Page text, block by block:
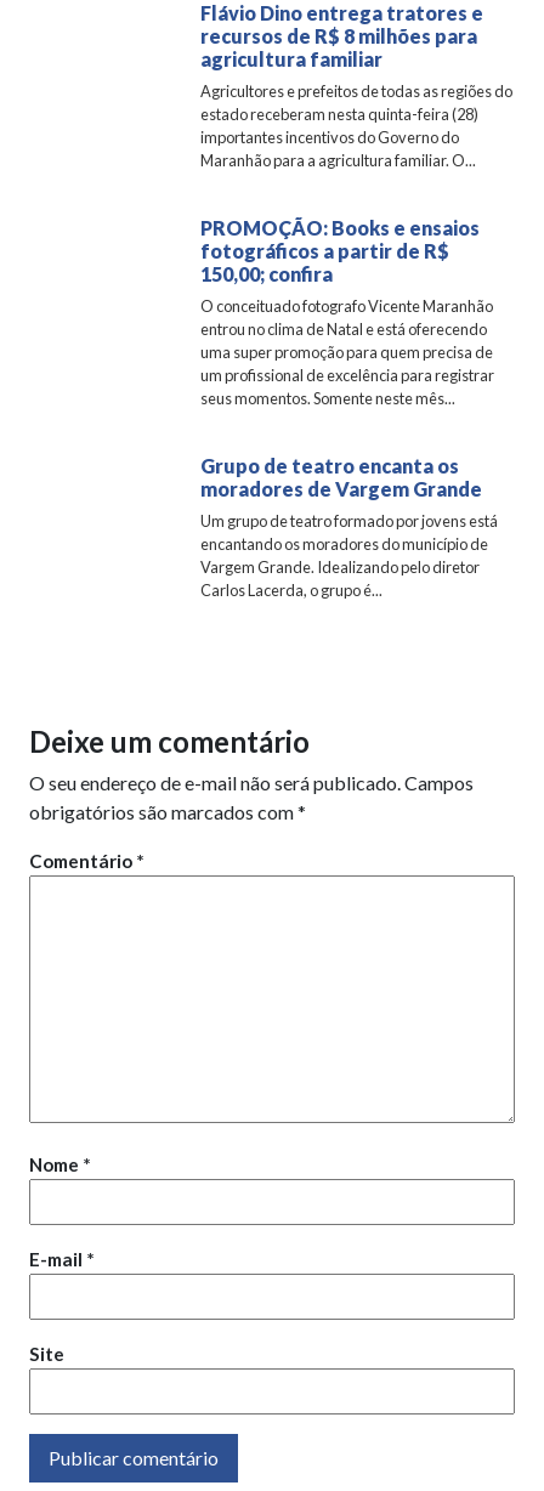
Flávio Dino entrega tratores e
recursos de R$ 8 milhões para
agricultura familiar
Agricultores e prefeitos de todas as regiões do
estado receberam nesta quinta-feira (28)
importantes incentivos do Governo do
Maranhão para a agricultura familiar. O...
PROMOÇÃO: Books e ensaios
fotográficos a partir de R$
150,00; confira
O conceituado fotografo Vicente Maranhão
entrou no clima de Natal e está oferecendo
uma super promoção para quem precisa de
um profissional de excelência para registrar
seus momentos. Somente neste mês...
Grupo de teatro encanta os
moradores de Vargem Grande
Um grupo de teatro formado por jovens está
encantando os moradores do município de
Vargem Grande. Idealizando pelo diretor
Carlos Lacerda, o grupo é...
Deixe um comentário
O seu endereço de e-mail não será publicado.Campos
obrigatórios são marcados com*
Comentário *
Nome *
E-mail *
Site